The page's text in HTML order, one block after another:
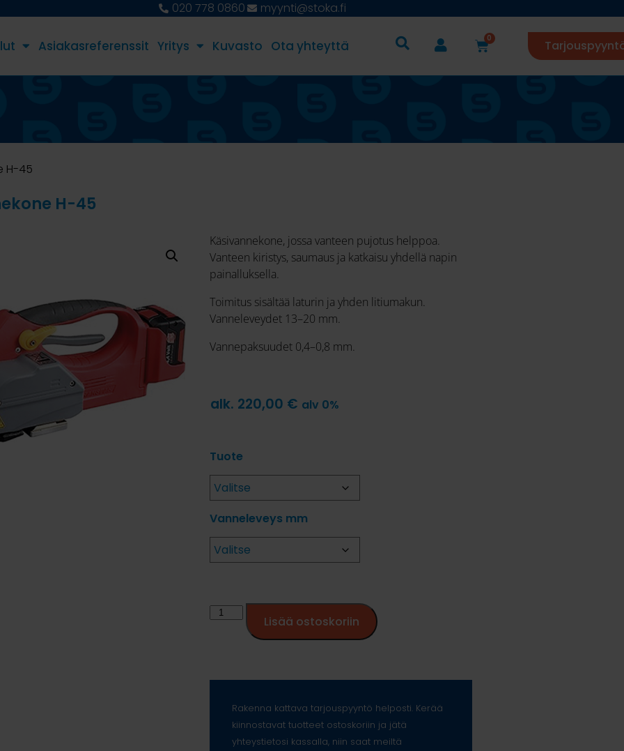
020 778 0860 myynti@stoka.fi
Asiakasreferenssit Yritys Kuvasto Ota yhteyttä 0
H-45
H-45
Käsivannekone, jossa vanteen pujotus helppoa.
Vanteen kiristys, saumaus ja katkaisu yhdellä napin
painalluksella.
Toimitus sisältää laturin ja yhden litiumakun.
Vanneleveydet 13–20 mm.
Vannepaksuudet 0,4–0,8 mm.
alk. 220,00 € alv 0%
Tuote
Vanneleveys mm
Lisää ostoskoriin
Rakenna kattava tarjouspyyntö helposti. Kerää
kiinnostavat tuotteet ostoskoriin ja jätä
yhteystietosi kassalla, niin saat meiltä